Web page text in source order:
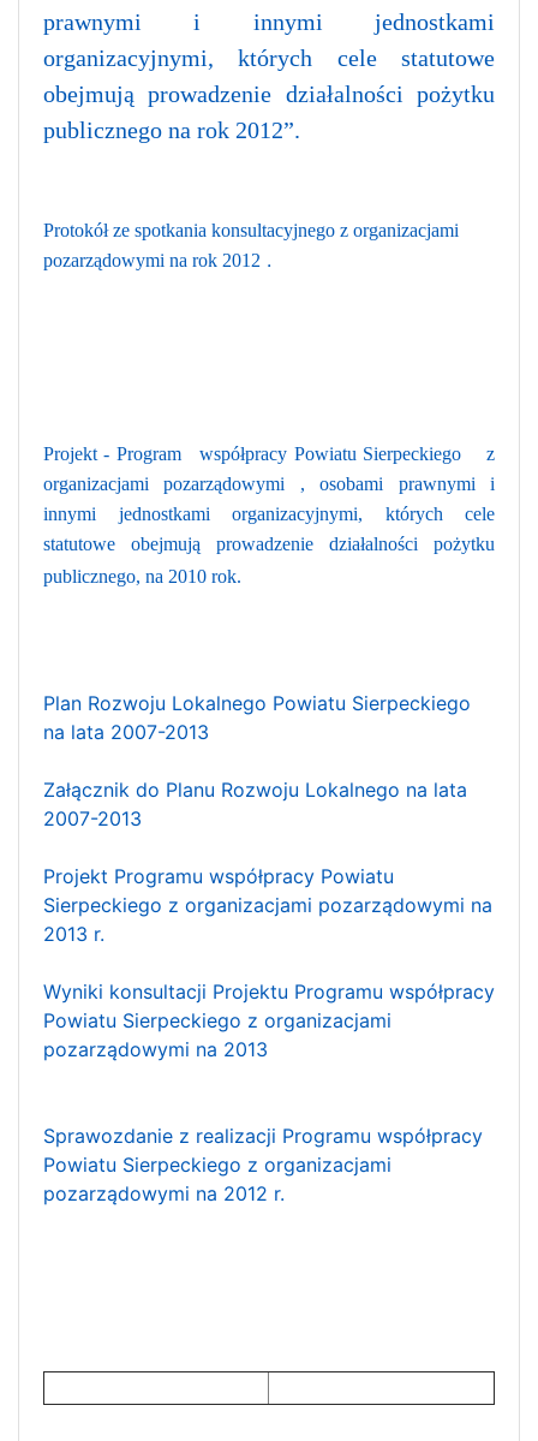
prawnymi i innymi jednostkami
organizacyjnymi, których cele statutowe
obejmują prowadzenie działalności pożytku
publicznego na rok 2012”.
Protokół ze spotkania konsultacyjnego z organizacjami
pozarządowymi na rok 2012 .
Projekt - Program współpracy Powiatu Sierpeckiego z
organizacjami pozarządowymi , osobami prawnymi i
innymi jednostkami organizacyjnymi, których cele
statutowe obejmują prowadzenie działalności pożytku
publicznego, na 2010 rok.
Plan Rozwoju Lokalnego Powiatu Sierpeckiego
na lata 2007-2013
Załącznik do Planu Rozwoju Lokalnego na lata
2007-2013
Projekt Programu współpracy Powiatu
Sierpeckiego z organizacjami pozarządowymi na
2013 r.
Wyniki konsultacji Projektu Programu współpracy
Powiatu Sierpeckiego z organizacjami
pozarządowymi na 2013
Sprawozdanie z realizacji Programu współpracy
Powiatu Sierpeckiego z organizacjami
pozarządowymi na 2012 r.